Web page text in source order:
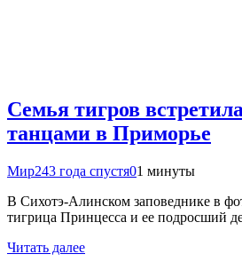
Семья тигров
танцами в Приморье
Мир243 года спустя01 минуты
В Сихотэ-Алинском заповеднике в
тигрица Принцесса и ее подросший
Читать далее